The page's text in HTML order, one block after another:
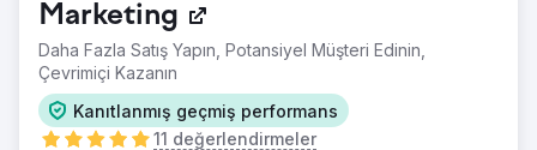
Marketing
Daha Fazla Satış Yapın, Potansiyel Müşteri Edinin,
Çevrimiçi Kazanın
Kanıtlanmış geçmiş performans
11 değerlendirmeler